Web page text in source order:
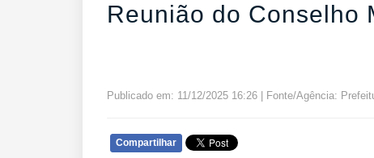
Reunião do Conselho
Publicado em: 11/12/2025 16:26 | Fonte/Agência:
Compartilhar